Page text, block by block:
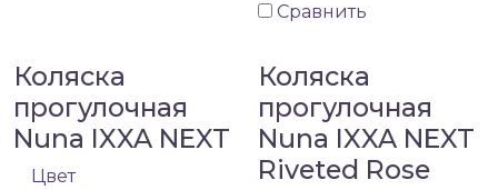
Сравнить
Коляска
прогулочная
Nuna IXXA NEXT
Цвет
Коляска
прогулочная
Nuna IXXA NEXT
Riveted Rose